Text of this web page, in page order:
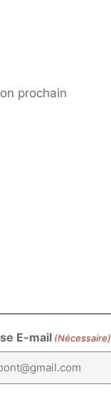
prochain
E-mail (Nécessaire)